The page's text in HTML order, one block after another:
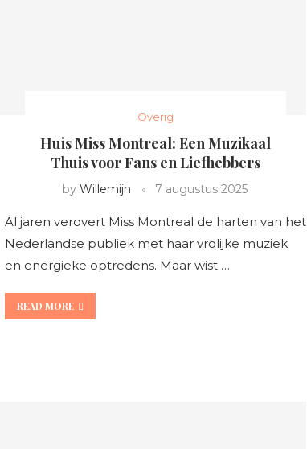
Overig
Huis Miss Montreal: Een Muzikaal
Thuis voor Fans en Liefhebbers
byWillemijn 7 augustus 2025
Al jaren verovert Miss Montreal de harten van het
Nederlandse publiek met haar vrolijke muziek
en energieke optredens. Maar wist …
READ MORE